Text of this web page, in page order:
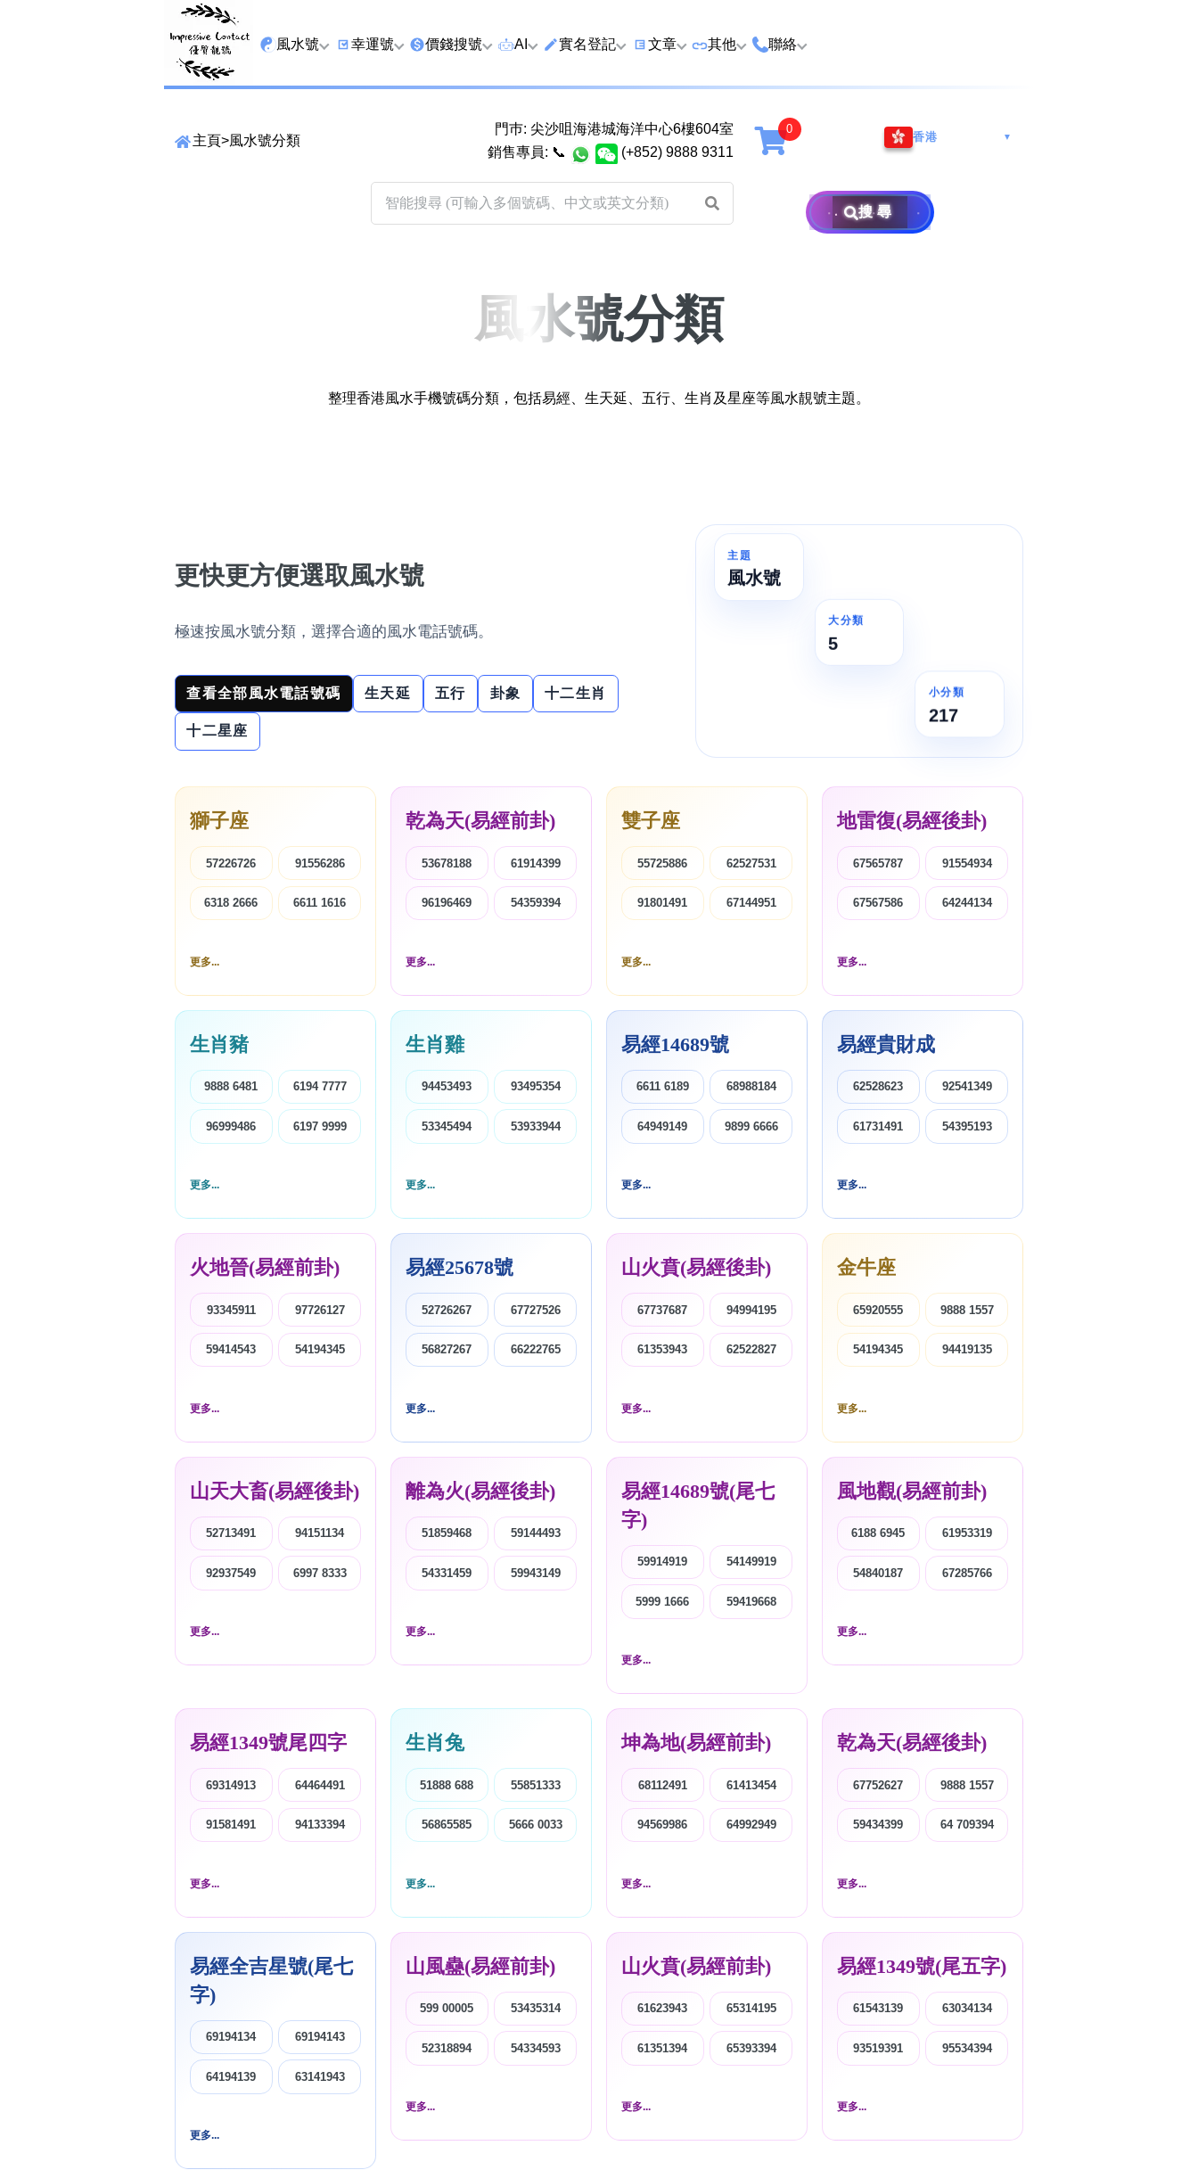
主頁>風水號分類
門巿: 尖沙咀海港城海洋中心6樓604室
銷售專員: 📞 (+852) 9888 9311
香港 ▼
搜尋
無0 無1無2 無3無4無5無6無7無8 無9
清除全部分類
熱門分類
888尾
二字號
清除全部分類
搜尋
高級分類 i
幸運號分類
基本分類
位置分類
包含數字
次數分類
生日分類
風水號分類
五行
易經六四卦象
清除全部分類
風水號分類
整理香港風水手機號碼分類，包括易經、生天延、五行、生肖及星座等風水靚號主題。
更快更方便選取風水號
極速按風水號分類，選擇合適的風水電話號碼。
查看全部風水電話號碼 生天延 五行 卦象 十二生肖
十二星座
主題
風水號
大分類
5
小分類
217
獅子座
57226726 91556286
6318 2666 6611 1616
更多...
乾為天(易經前卦)
53678188 61914399
96196469 54359394
更多...
雙子座
55725886 62527531
91801491 67144951
更多...
地雷復(易經後卦)
67565787 91554934
67567586 64244134
更多...
生肖豬
9888 6481 6194 7777
96999486 6197 9999
更多...
生肖雞
94453493 93495354
53345494 53933944
更多...
易經14689號
6611 6189 68988184
64949149 9899 6666
更多...
易經貴財成
62528623 92541349
61731491 54395193
更多...
火地晉(易經前卦)
93345911 97726127
59414543 54194345
更多...
易經25678號
52726267 67727526
56827267 66222765
更多...
山火賁(易經後卦)
67737687 94994195
61353943 62522827
更多...
金牛座
65920555 9888 1557
54194345 94419135
更多...
山天大畜(易經後卦)
52713491 94151134
92937549 6997 8333
更多...
離為火(易經後卦)
51859468 59144493
54331459 59943149
更多...
易經14689號(尾七
字)
59914919 54149919
5999 1666 59419668
更多...
風地觀(易經前卦)
6188 6945 61953319
54840187 67285766
更多...
易經1349號尾四字
69314913 64464491
91581491 94133394
更多...
生肖兔
51888 688 55851333
56865585 5666 0033
更多...
坤為地(易經前卦)
68112491 61413454
94569986 64992949
更多...
乾為天(易經後卦)
67752627 9888 1557
59434399 64 709394
更多...
易經全吉星號(尾七
字)
69194134 69194143
64194139 63141943
更多...
山風蠱(易經前卦)
599 00005 53435314
52318894 54334593
更多...
山火賁(易經前卦)
61623943 65314195
61351394 65393394
更多...
易經1349號(尾五字)
61543139 63034134
93519391 95534394
更多...
風水號
最高能量生氣 天醫 延年
幸運號
多8號
對聯號
ABAB尾
順蛇尾
價錢搜號
5千至1萬元
超級VIP號
AI
AI分析號碼屬性
靚號估價遊戲
黃大仙靈籤
實名登記
查詢儲值咭有效期
文章
教你點揀靚號教學
一機雙Whatsapp教學
微信Wechat 無痛轉移新號
碼教學
學 2026
‍其他
優質域名
攜號轉台儲值年咭25元起
攜號轉台月費計劃58元起
其他業務
免費寄賣
聯絡
廣州巿南沙區